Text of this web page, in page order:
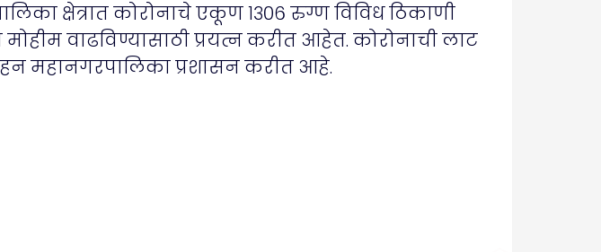
क्षेत्रात कोरोनाचे एकूण १३०६ रुग्ण विविध ठिकाणी
वाढविण्यासाठी प्रयत्न करीत आहेत. कोरोनाची लाट
महानगरपालिका प्रशासन करीत आहे.